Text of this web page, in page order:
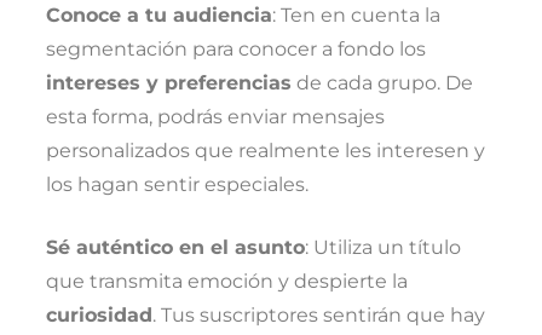
Conoce a tu audiencia: Ten en cuenta la
segmentación para conocer a fondo los
intereses y preferencias de cada grupo. De
esta forma, podrás enviar mensajes
personalizados que realmente les interesen y
los hagan sentir especiales.
Sé auténtico en el asunto: Utiliza un título
que transmita emoción y despierte la
curiosidad. Tus suscriptores sentirán que hay